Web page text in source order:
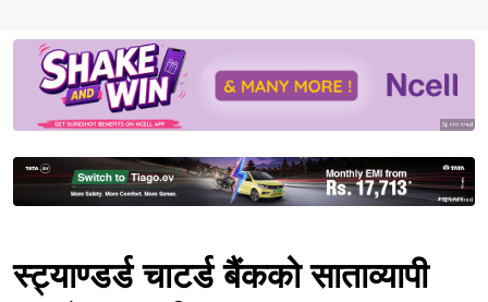
Sponsored
Sponsored
स्ट्याण्डर्ड चाटर्ड बैंकको साताव्यापी